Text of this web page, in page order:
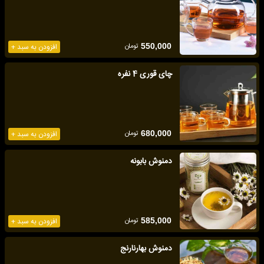
افزودن به سبد + 550,000 تومان
چای قوری 4 نفره
افزودن به سبد + 680,000 تومان
دمنوش بابونه
افزودن به سبد + 585,000 تومان
دمنوش بهارنارنج